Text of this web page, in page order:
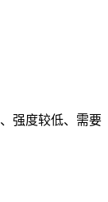
强度较低、需要